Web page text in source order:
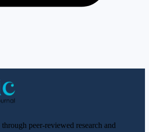
peer-reviewed research and